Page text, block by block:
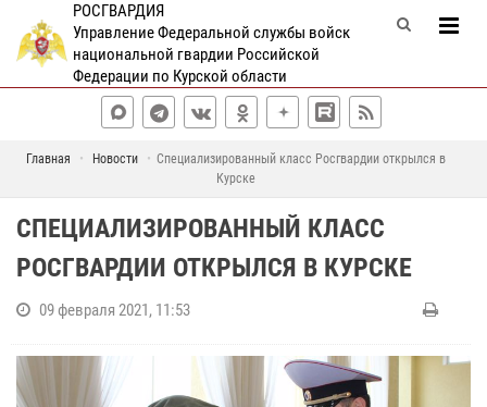
РОСГВАРДИЯ
Управление Федеральной службы войск
национальной гвардии Российской
Федерации по Курской области
Главная Новости
Специализированный класс Росгвардии открылся в
Курске
СПЕЦИАЛИЗИРОВАННЫЙ КЛАСС
РОСГВАРДИИ ОТКРЫЛСЯ В КУРСКЕ
09 февраля 2021, 11:53